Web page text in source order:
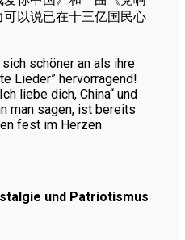
以说已在十三亿国民心
schöner an als ihre
Lieder” hervorragend!
liebe dich, China“ und
man sagen, ist bereits
fest im Herzen
und Patriotismus